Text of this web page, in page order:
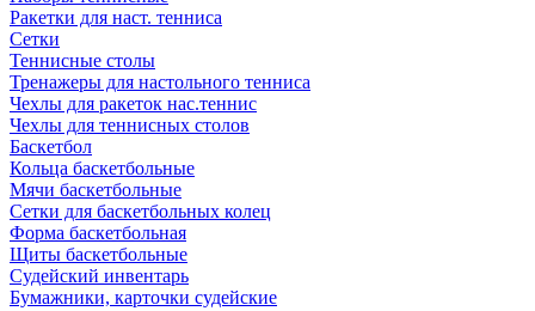
Ракетки для наст. тенниса
Сетки
Теннисные столы
Тренажеры для настольного тенниса
Чехлы для ракеток нас.теннис
Чехлы для теннисных столов
Баскетбол
Кольца баскетбольные
Мячи баскетбольные
Сетки для баскетбольных колец
Форма баскетбольная
Щиты баскетбольные
Судейский инвентарь
Бумажники, карточки судейские